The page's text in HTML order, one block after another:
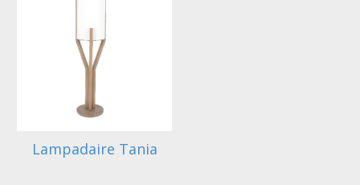
Lampadaire Tania